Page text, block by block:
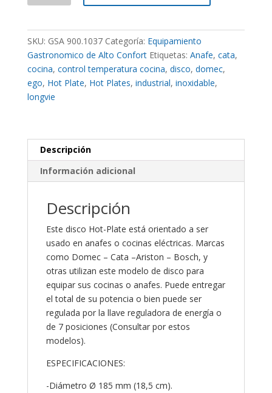
Hot-
Plate
Ø185mm
2000W
220V
SKU: GSA 900.1037 Categoría: Equipamiento
Gastronomico de Alto Confort Etiquetas: Anafe, cata,
cocina, control temperatura cocina, disco, domec,
ego, Hot Plate, Hot Plates, industrial, inoxidable,
longvie
Descripción
Información adicional
Descripción
Este disco Hot-Plate está orientado a ser
usado en anafes o cocinas eléctricas. Marcas
como Domec – Cata –Ariston – Bosch, y
otras utilizan este modelo de disco para
equipar sus cocinas o anafes. Puede entregar
el total de su potencia o bien puede ser
regulada por la llave reguladora de energía o
de 7 posiciones (Consultar por estos
modelos).
ESPECIFICACIONES:
-Diámetro Ø 185 mm (18,5 cm).